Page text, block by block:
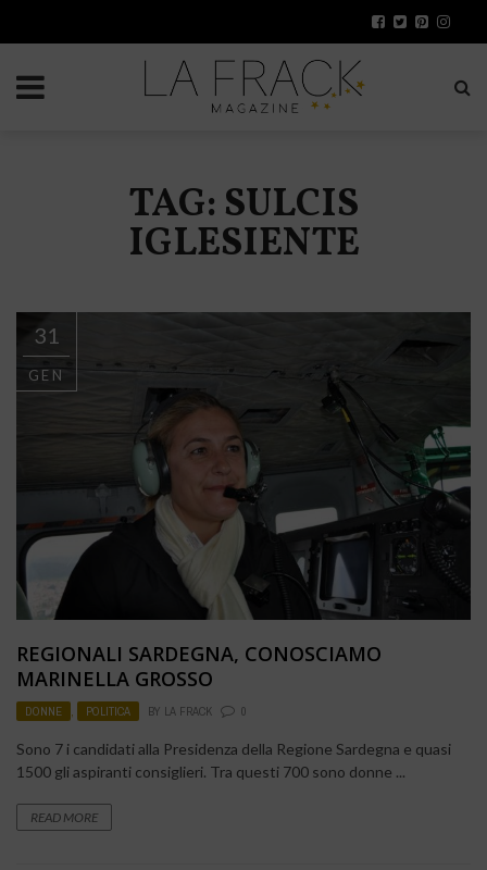
TAG: SULCIS
IGLESIENTE
31
GEN
REGIONALI SARDEGNA, CONOSCIAMO
MARINELLA GROSSO
DONNE , POLITICA BY LA FRACK 0
Sono 7 i candidati alla Presidenza della Regione Sardegna e quasi
1500 gli aspiranti consiglieri. Tra questi 700 sono donne ...
READ MORE